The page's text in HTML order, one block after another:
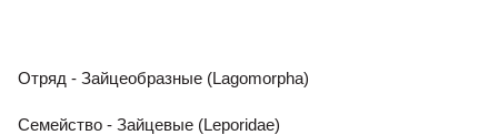
Отряд - Зайцеобразные (Lagomorpha)
Семейство - Зайцевые (Leporidae)